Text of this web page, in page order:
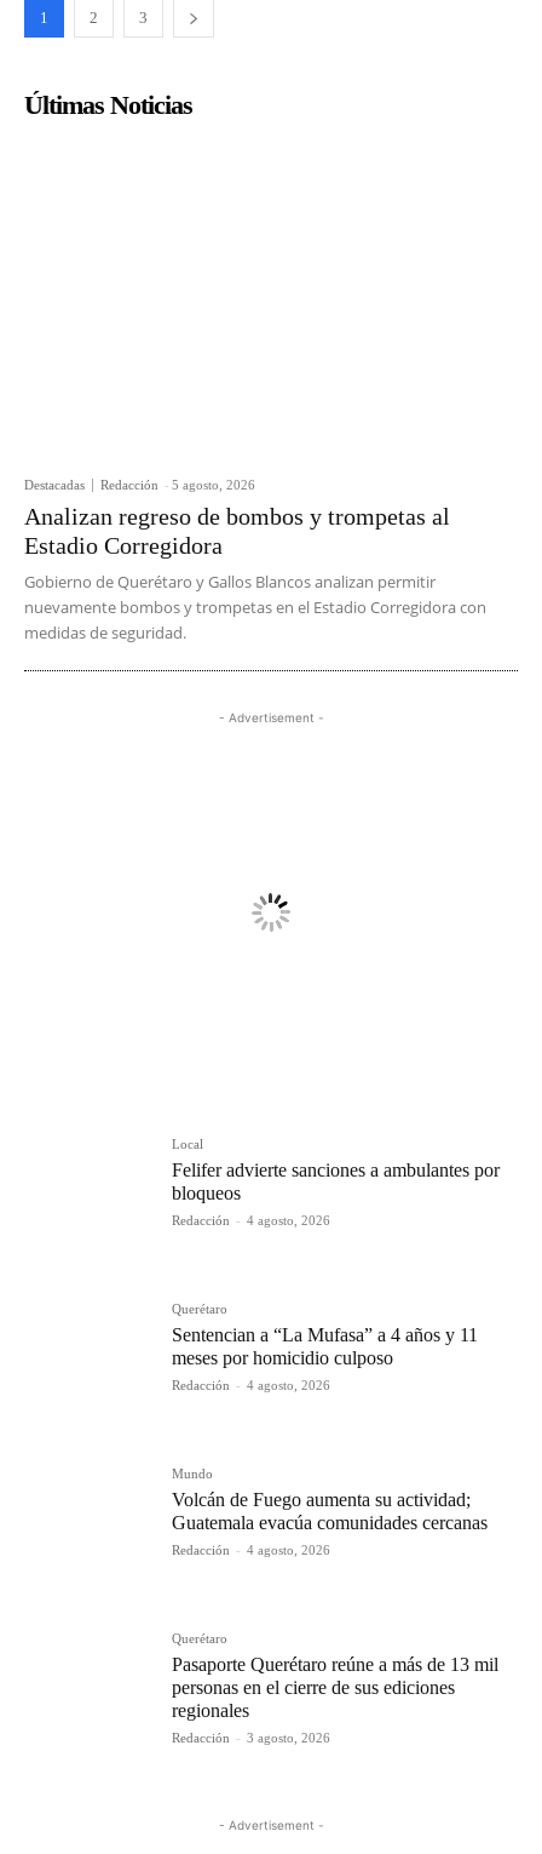
1 2 3
Últimas Noticias
Destacadas Redacción - 5 agosto, 2026
Analizan regreso de bombos y trompetas al
Estadio Corregidora
Gobierno de Querétaro y Gallos Blancos analizan permitir
nuevamente bombos y trompetas en el Estadio Corregidora con
medidas de seguridad.
- Advertisement -
Local
Felifer advierte sanciones a ambulantes por
bloqueos
Redacción - 4 agosto, 2026
Querétaro
Sentencian a “La Mufasa” a 4 años y 11
meses por homicidio culposo
Redacción - 4 agosto, 2026
Mundo
Volcán de Fuego aumenta su actividad;
Guatemala evacúa comunidades cercanas
Redacción - 4 agosto, 2026
Querétaro
Pasaporte Querétaro reúne a más de 13 mil
personas en el cierre de sus ediciones
regionales
Redacción - 3 agosto, 2026
- Advertisement -